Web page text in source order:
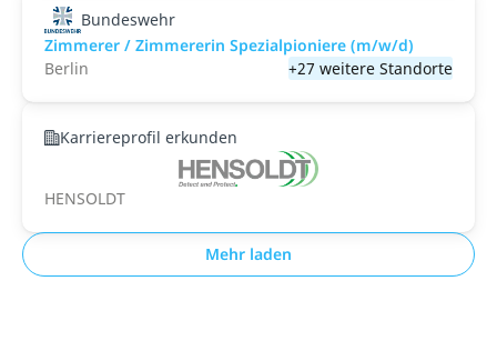
Bundeswehr
Zimmerer / Zimmererin Spezialpioniere (m/w/d)
Berlin
+27 weitere Standorte
Karriereprofil erkunden
HENSOLDT
Mehr laden